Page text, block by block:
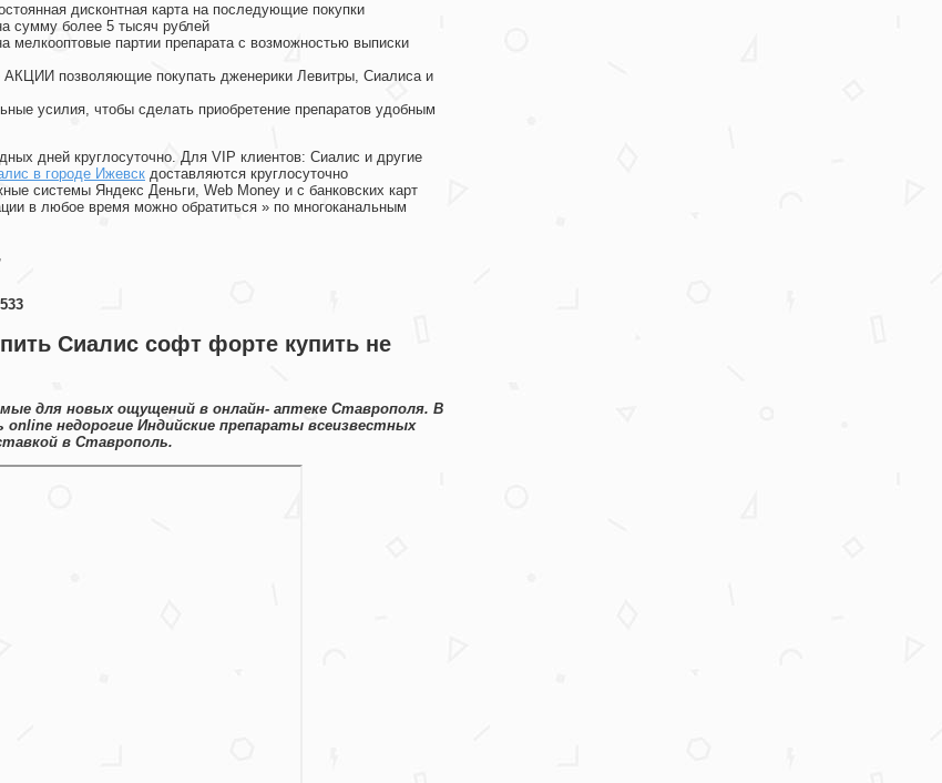
дисконтная карта на последующие покупки
сумму более 5 тысяч рублей
партии препарата с возможностью выписки
АКЦИИ позволяющие покупать дженерики Левитры, Сиалиса и
усилия, чтобы сделать приобретение препаратов удобным
дней круглосуточно. Для VIP клиентов: Сиалис и другие
в городе Ижевск доставляются круглосуточно
системы Яндекс Деньги, Web Money и с банковских карт
в любое время можно обратиться » по многоканальным
Сиалис софт форте купить не
для новых ощущений в онлайн- аптеке Ставрополя. В
недорогие Индийские препараты всеизвестных
в Ставрополь.